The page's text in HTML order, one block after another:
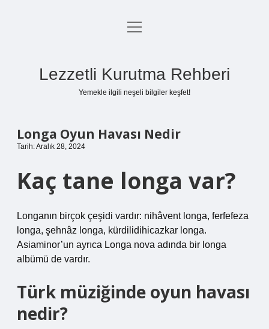
Anasayfa
menüyü
Lezzetli Kurutma Rehberi
Yemekle ilgili neşeli bilgiler keşfet!
Longa Oyun Havası Nedir
Tarih: Aralık 28, 2024
Kaç tane longa var?
Longanın birçok çeşidi vardır: nihâvent longa, ferfefeza
longa, şehnâz longa, kürdilidihicazkar longa.
Asiaminor’un ayrıca Longa nova adında bir longa
albümü de vardır.
Türk müziğinde oyun havası
nedir?